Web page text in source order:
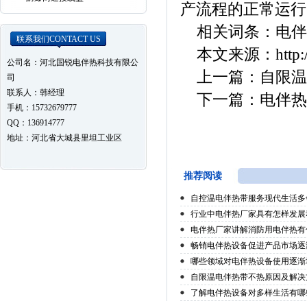
产流程的正常运
相关词条： 电
本文来源：
上一篇： 自限
下一篇： 电伴
推荐阅读
自控温电伴热带服务现代生活
行业中电伴热厂家具有怎样发
电伴热厂家讲解消防用电伴热
畅销电伴热设备促进产品市场
哪些领域对电伴热设备使用逐
自限温电伴热带不热原因及解
了解电伴热设备对多样生活有
联系我们CONTACT US
公司名：河北国锐电伴热科技有限公
司
联系人：韩经理
手机：15732679777
QQ：136914777
地址：河北省大城县里坦工业区